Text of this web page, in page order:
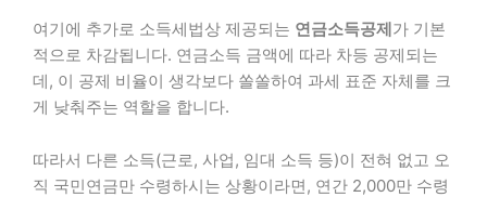
여기에 추가로 소득세법상 제공되는 연금소득공제가 기본
적으로 차감됩니다. 연금소득 금액에 따라 차등 공제되는
데, 이 공제 비율이 생각보다 쏠쏠하여 과세 표준 자체를 크
게 낮춰주는 역할을 합니다.
따라서 다른 소득(근로, 사업, 임대 소득 등)이 전혀 없고 오
직 국민연금만 수령하시는 상황이라면, 연간 2,000만 수령